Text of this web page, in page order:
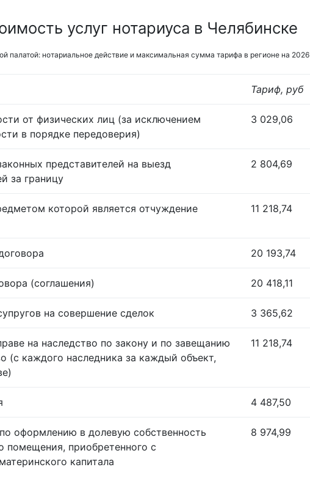
услуг нотариуса в Челябинске
палатой: нотариальное действие и максимальная сумма тарифа в регионе на 2026
Тариф, руб
от физических лиц (за исключением
в порядке передоверия)
3 029,06
представителей на выезд
за границу
2 804,69
которой является отчуждение
11 218,74
20 193,74
(соглашения) 20 418,11
на совершение сделок 3 365,62
на наследство по закону и по завещанию
(с каждого наследника за каждый объект,
11 218,74
4 487,50
оформлению в долевую собственность
помещения, приобретенного с
капитала
8 974,99